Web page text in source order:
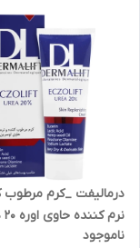
درمالیفت _کرم مرطوب
مناسب پوست خیلی
ناموجود